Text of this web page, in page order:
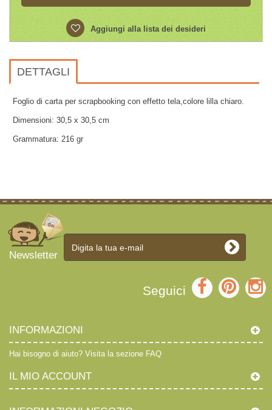
Aggiungi alla lista dei desideri
DETTAGLI
Foglio di carta per scrapbooking con effetto tela,colore lilla chiaro.
Dimensioni: 30,5 x 30,5 cm
Grammatura: 216 gr
Newsletter
Seguici
INFORMAZIONI
Hai bisogno di aiuto? Visita la sezione FAQ
IL MIO ACCOUNT